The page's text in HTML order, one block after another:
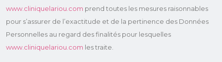
www.cliniquelariou.com prend toutes les mesures raisonnables
pour s’assurer de l’exactitude et de la pertinence des Données
Personnelles au regard des finalités pour lesquelles
www.cliniquelariou.com les traite.